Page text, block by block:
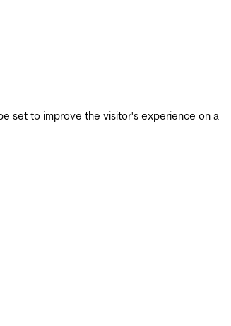
set to improve the visitor's experience on a